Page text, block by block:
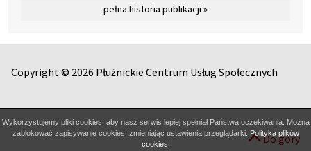
pełna historia publikacji »
Copyright © 2026 Płużnickie Centrum Usług Społecznych
Do góry
Wykorzystujemy pliki cookies, aby nasz serwis lepiej spełniał Państwa oczekiwania. Można
zablokować zapisywanie cookies, zmieniając ustawienia przeglądarki. Polityka plików
cookies.